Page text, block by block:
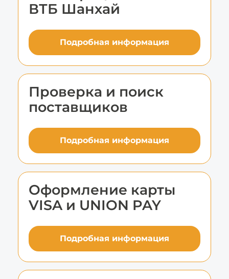
ВТБ Шанхай
Подробная информация
Проверка и поиск
поставщиков
Подробная информация
Оформление карты
VISA и UNION PAY
Подробная информация